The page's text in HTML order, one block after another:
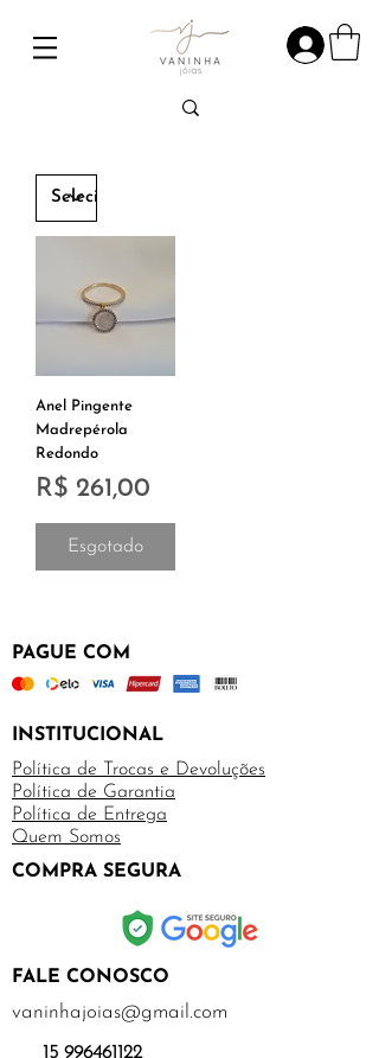
Anel Pingente
Madrepérola
Redondo
Preço
R$ 261,00
Esgotado
PAGUE COM
INSTITUCIONAL
Política de Trocas e Devoluções
Política de Garantia
Política de Entrega
Quem Somos
COMPRA SEGURA
FALE CONOSCO
vaninhajoias@gmail.com
15 996461122